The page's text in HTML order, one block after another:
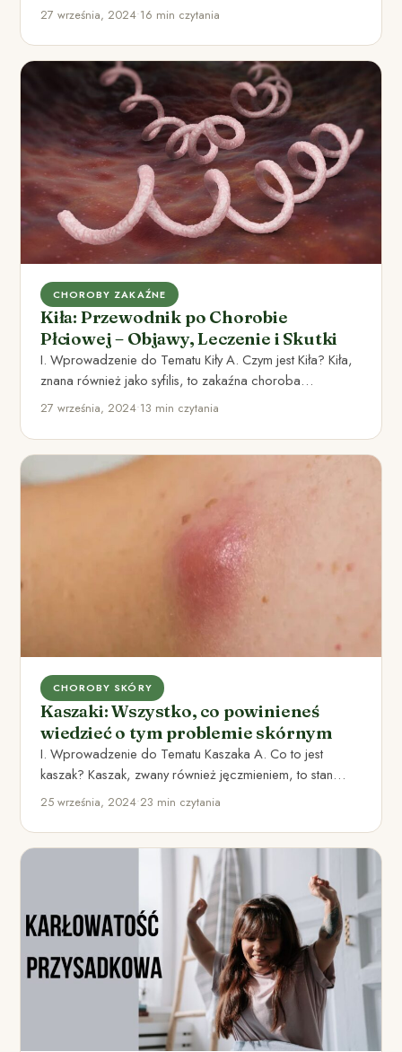
Zapalenie Mózgu (KZM) jest…
27 września, 2024•16 min czytania
CHOROBY ZAKAŹNE
Kiła: Przewodnik po Chorobie
Płciowej – Objawy, Leczenie i Skutki
I. Wprowadzenie do Tematu Kiły A. Czym jest Kiła? Kiła,
znana również jako syfilis, to zakaźna choroba
wywoływana…
27 września, 2024•13 min czytania
CHOROBY SKÓRY
Kaszaki: Wszystko, co powinieneś
wiedzieć o tym problemie skórnym
I. Wprowadzenie do Tematu Kaszaka A. Co to jest
kaszak? Kaszak, zwany również jęczmieniem, to stan
zapalny w…
25 września, 2024•23 min czytania